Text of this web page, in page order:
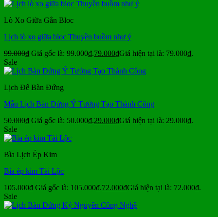
Lò Xo Giữa Gắn Bloc
Lịch lò xo giữa bloc Thuyền buồm như ý
99.000₫ Giá gốc là: 99.000₫.79.000₫Giá hiện tại là: 79.000₫.
Sale
Lịch Để Bàn Đứng
Mẫu Lịch Bàn Đứng Ý Tưởng Tạo Thành Công
50.000₫ Giá gốc là: 50.000₫.29.000₫Giá hiện tại là: 29.000₫.
Sale
Bìa Lịch Ép Kim
Bìa ép kim Tài Lộc
105.000₫ Giá gốc là: 105.000₫.72.000₫Giá hiện tại là: 72.000₫.
Sale